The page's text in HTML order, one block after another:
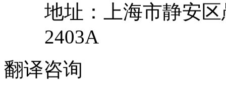
地址：
上海市静安区
2403A
翻译咨询